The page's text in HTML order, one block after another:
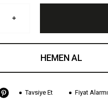
HEMEN AL
Tavsiye Et Fiyat Alarmı